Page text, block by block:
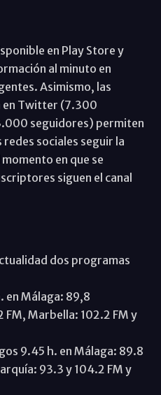
en Play Store y
al minuto en
Asimismo, las
en Twitter (7.300
seguidores) permiten
redes sociales seguir la
en que se
siguen el canal
dos programas
en Málaga: 89,8
FM, Marbella: 102.2 FM y
9.45 h. en Málaga: 89.8
93.3 y 104.2 FM y